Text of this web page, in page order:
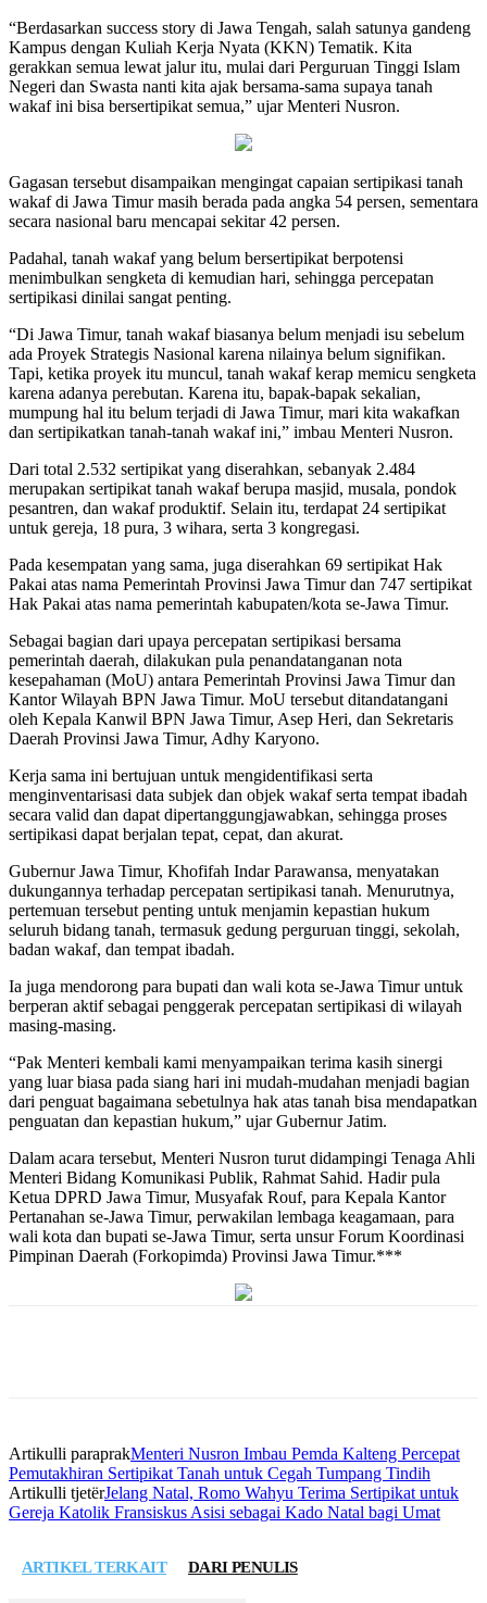
“Berdasarkan success story di Jawa Tengah, salah satunya gandeng
Kampus dengan Kuliah Kerja Nyata (KKN) Tematik. Kita
gerakkan semua lewat jalur itu, mulai dari Perguruan Tinggi Islam
Negeri dan Swasta nanti kita ajak bersama-sama supaya tanah
wakaf ini bisa bersertipikat semua,” ujar Menteri Nusron.
Gagasan tersebut disampaikan mengingat capaian sertipikasi tanah
wakaf di Jawa Timur masih berada pada angka 54 persen, sementara
secara nasional baru mencapai sekitar 42 persen.
Padahal, tanah wakaf yang belum bersertipikat berpotensi
menimbulkan sengketa di kemudian hari, sehingga percepatan
sertipikasi dinilai sangat penting.
“Di Jawa Timur, tanah wakaf biasanya belum menjadi isu sebelum
ada Proyek Strategis Nasional karena nilainya belum signifikan.
Tapi, ketika proyek itu muncul, tanah wakaf kerap memicu sengketa
karena adanya perebutan. Karena itu, bapak-bapak sekalian,
mumpung hal itu belum terjadi di Jawa Timur, mari kita wakafkan
dan sertipikatkan tanah-tanah wakaf ini,” imbau Menteri Nusron.
Dari total 2.532 sertipikat yang diserahkan, sebanyak 2.484
merupakan sertipikat tanah wakaf berupa masjid, musala, pondok
pesantren, dan wakaf produktif. Selain itu, terdapat 24 sertipikat
untuk gereja, 18 pura, 3 wihara, serta 3 kongregasi.
Pada kesempatan yang sama, juga diserahkan 69 sertipikat Hak
Pakai atas nama Pemerintah Provinsi Jawa Timur dan 747 sertipikat
Hak Pakai atas nama pemerintah kabupaten/kota se-Jawa Timur.
Sebagai bagian dari upaya percepatan sertipikasi bersama
pemerintah daerah, dilakukan pula penandatanganan nota
kesepahaman (MoU) antara Pemerintah Provinsi Jawa Timur dan
Kantor Wilayah BPN Jawa Timur. MoU tersebut ditandatangani
oleh Kepala Kanwil BPN Jawa Timur, Asep Heri, dan Sekretaris
Daerah Provinsi Jawa Timur, Adhy Karyono.
Kerja sama ini bertujuan untuk mengidentifikasi serta
menginventarisasi data subjek dan objek wakaf serta tempat ibadah
secara valid dan dapat dipertanggungjawabkan, sehingga proses
sertipikasi dapat berjalan tepat, cepat, dan akurat.
Gubernur Jawa Timur, Khofifah Indar Parawansa, menyatakan
dukungannya terhadap percepatan sertipikasi tanah. Menurutnya,
pertemuan tersebut penting untuk menjamin kepastian hukum
seluruh bidang tanah, termasuk gedung perguruan tinggi, sekolah,
badan wakaf, dan tempat ibadah.
Ia juga mendorong para bupati dan wali kota se-Jawa Timur untuk
berperan aktif sebagai penggerak percepatan sertipikasi di wilayah
masing-masing.
“Pak Menteri kembali kami menyampaikan terima kasih sinergi
yang luar biasa pada siang hari ini mudah-mudahan menjadi bagian
dari penguat bagaimana sebetulnya hak atas tanah bisa mendapatkan
penguatan dan kepastian hukum,” ujar Gubernur Jatim.
Dalam acara tersebut, Menteri Nusron turut didampingi Tenaga Ahli
Menteri Bidang Komunikasi Publik, Rahmat Sahid. Hadir pula
Ketua DPRD Jawa Timur, Musyafak Rouf, para Kepala Kantor
Pertanahan se-Jawa Timur, perwakilan lembaga keagamaan, para
wali kota dan bupati se-Jawa Timur, serta unsur Forum Koordinasi
Pimpinan Daerah (Forkopimda) Provinsi Jawa Timur.***
Artikulli paraprakMenteri Nusron Imbau Pemda Kalteng Percepat
Pemutakhiran Sertipikat Tanah untuk Cegah Tumpang Tindih
Artikulli tjetërJelang Natal, Romo Wahyu Terima Sertipikat untuk
Gereja Katolik Fransiskus Asisi sebagai Kado Natal bagi Umat
ARTIKEL TERKAIT DARI PENULIS